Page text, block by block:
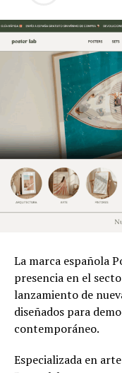
La marca española
presencia en el
lanzamiento de
diseñados para
contemporáneo.
Especializada en